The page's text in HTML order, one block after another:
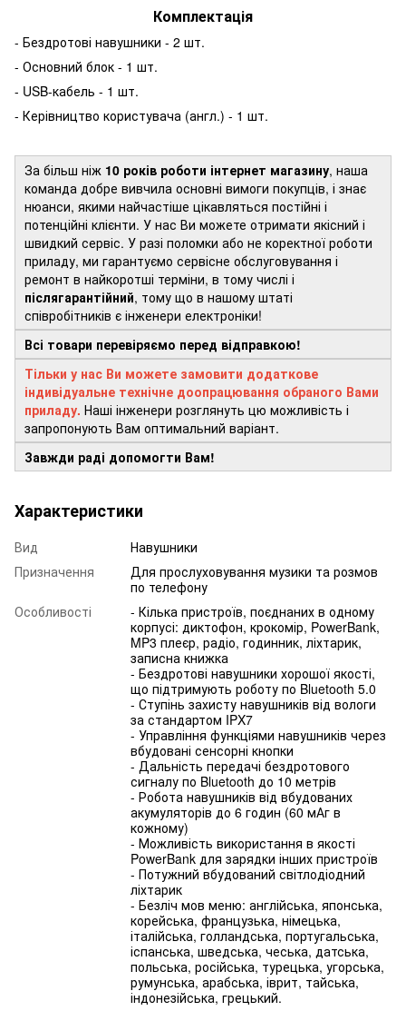
Комплектація
- Бездротові навушники - 2 шт.
- Основний блок - 1 шт.
- USB-кабель - 1 шт.
- Керівництво користувача (англ.) - 1 шт.
За більш ніж 10 років роботи інтернет магазину, наша
команда добре вивчила основні вимоги покупців, і знає
нюанси, якими найчастіше цікавляться постійні і
потенційні клієнти. У нас Ви можете отримати якісний і
швидкий сервіс. У разі поломки або не коректної роботи
приладу, ми гарантуємо сервісне обслуговування і
ремонт в найкоротші терміни, в тому числі і
післягарантійний, тому що в нашому штаті
співробітників є інженери електроніки!
Всі товари перевіряємо перед відправкою!
Тільки у нас Ви можете замовити додаткове
індивідуальне технічне доопрацювання обраного Вами
приладу. Наші інженери розглянуть цю можливість і
запропонують Вам оптимальний варіант.
Завжди раді допомогти Вам!
Характеристики
Вид
Навушники
Призначення
Для прослуховування музики та розмов
по телефону
Особливості
- Кілька пристроїв, поєднаних в одному
корпусі: диктофон, крокомір, PowerBank,
MP3 плеєр, радіо, годинник, ліхтарик,
записна книжка
- Бездротові навушники хорошої якості,
що підтримують роботу по Bluetooth 5.0
- Ступінь захисту навушників від вологи
за стандартом IPX7
- Управління функціями навушників через
вбудовані сенсорні кнопки
- Дальність передачі бездротового
сигналу по Bluetooth до 10 метрів
- Робота навушників від вбудованих
акумуляторів до 6 годин (60 мАг в
кожному)
- Можливість використання в якості
PowerBank для зарядки інших пристроїв
- Потужний вбудований світлодіодний
ліхтарик
- Безліч мов меню: англійська, японська,
корейська, французька, німецька,
італійська, голландська, португальська,
іспанська, шведська, чеська, датська,
польська, російська, турецька, угорська,
румунська, арабська, іврит, тайська,
індонезійська, грецький.